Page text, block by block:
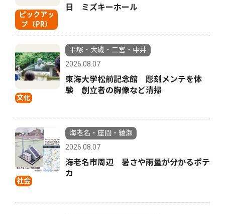
ピックアッ
プ（PR）
日 ミズキーホール
文化
平塚・大磯・二宮・中井
2026.08.07
東海大学松前記念館 彫刻メンテを体
験 創立者の胸像など清掃
社会
海老名・座間・綾瀬
2026.08.07
海老名市周辺 暑さや雨量が分かるポテ
カ